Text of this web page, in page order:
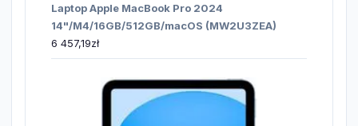
Laptop Apple MacBook Pro 2024
14"/M4/16GB/512GB/macOS (MW2U3ZEA)
6 457,19zł